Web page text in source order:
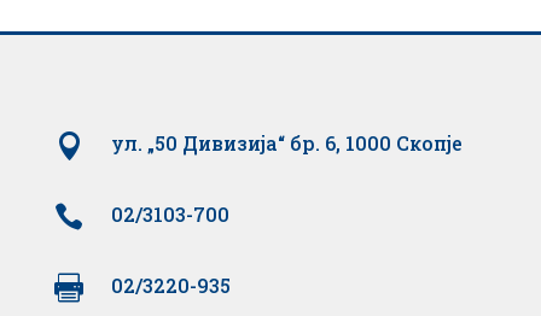
 ул. „50 Дивизија“ бр. 6, 1000 Скопје
 02/3103-700
 02/3220-935